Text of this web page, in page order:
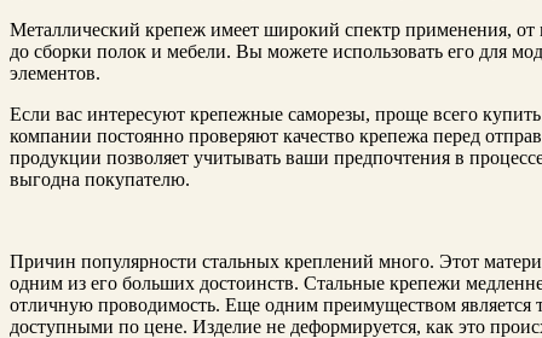
Металлический крепеж имеет широкий спектр применения, от
до сборки полок и мебели. Вы можете использовать его для
элементов.
Если вас интересуют крепежные саморезы, проще всего
компании постоянно проверяют качество крепежа перед
продукции позволяет учитывать ваши предпочтения в
выгодна покупателю.
Причин популярности стальных креплений много. Этот
одним из его больших достоинств. Стальные крепежи
отличную проводимость. Еще одним преимуществом является
доступными по цене. Изделие не деформируется, как это